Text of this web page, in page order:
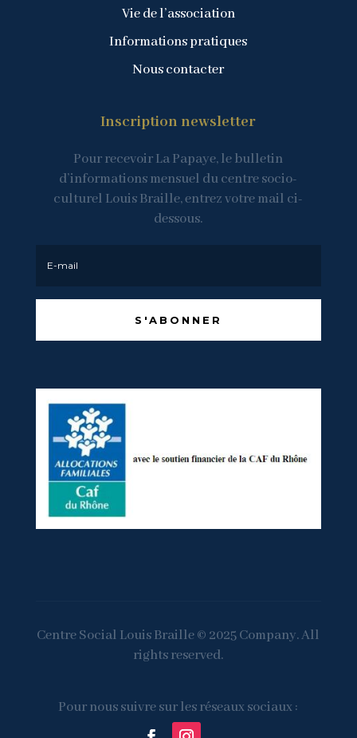
Vie de l’association
Informations pratiques
Nous contacter
Inscription newsletter
Pour recevoir La Papaye, le bulletin
d’informations mensuel du centre socio-
culturel Louis Braille, entrez votre mail ci-
dessous.
S'ABONNER
Centre Social Louis Braille © 2025 Company. All
rights reserved.
Pour nous suivre sur les réseaux sociaux :